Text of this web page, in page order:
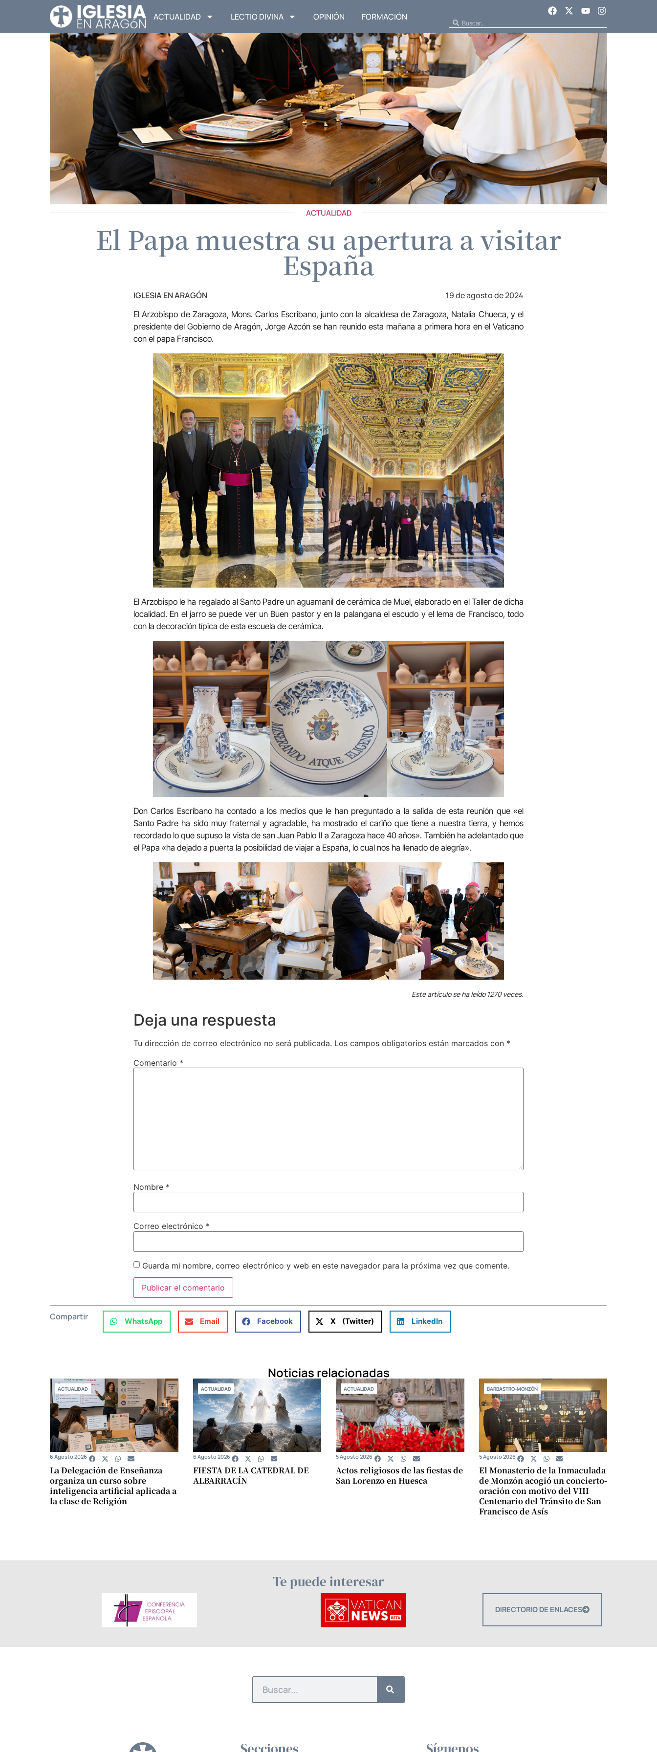
ACTUALIDAD LECTIO DIVINA OPINIÓN FORMACIÓN
ACTUALIDAD
El Papa muestra su apertura a visitar
España
IGLESIA EN ARAGÓN 19 de agosto de 2024
El Arzobispo de Zaragoza, Mons. Carlos Escribano, junto con la alcaldesa de Zaragoza, Natalia Chueca, y el
presidente del Gobierno de Aragón, Jorge Azcón se han reunido esta mañana a primera hora en el Vaticano
con el papa Francisco.
El Arzobispo le ha regalado al Santo Padre un aguamanil de cerámica de Muel, elaborado en el Taller de dicha
localidad. En el jarro se puede ver un Buen pastor y en la palangana el escudo y el lema de Francisco, todo
con la decoración típica de esta escuela de cerámica.
Don Carlos Escribano ha contado a los medios que le han preguntado a la salida de esta reunión que «el
Santo Padre ha sido muy fraternal y agradable, ha mostrado el cariño que tiene a nuestra tierra, y hemos
recordado lo que supuso la vista de san Juan Pablo II a Zaragoza hace 40 años». También ha adelantado que
el Papa «ha dejado a puerta la posibilidad de viajar a España, lo cual nos ha llenado de alegría».
Este artículo se ha leído 1270 veces.
Deja una respuesta
Tu dirección de correo electrónico no será publicada. Los campos obligatorios están marcados con *
Comentario *
Nombre *
Correo electrónico *
Guarda mi nombre, correo electrónico y web en este navegador para la próxima vez que comente.
Compartir WhatsApp Email Facebook X (Twitter) LinkedIn
Noticias relacionadas
ACTUALIDAD
La Delegación de Enseñanza
organiza un curso sobre
inteligencia artificial aplicada a
la clase de Religión
6 Agosto 2026
ACTUALIDAD
FIESTA DE LA CATEDRAL DE
ALBARRACÍN
6 Agosto 2026
ACTUALIDAD
Actos religiosos de las fiestas de
San Lorenzo en Huesca
5 Agosto 2026
BARBASTRO-MONZÓN
El Monasterio de la Inmaculada
de Monzón acogió un concierto-
oración con motivo del VIII
Centenario del Tránsito de San
Francisco de Asís
5 Agosto 2026
Te puede interesar
DIRECTORIO DE ENLACES